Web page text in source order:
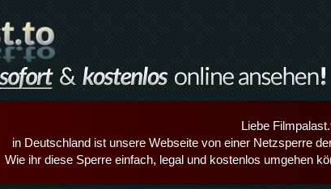
Liebe
in Deutschland ist unsere Webseite von einer Netzsperre
Wie ihr diese Sperre einfach, legal und kostenlos umgehen